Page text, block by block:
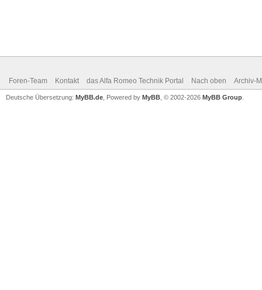
Foren-Team Kontakt das Alfa Romeo Technik Portal Nach oben Archiv-
Deutsche Übersetzung: MyBB.de , Powered by MyBB , © 2002-2026 MyBB Group